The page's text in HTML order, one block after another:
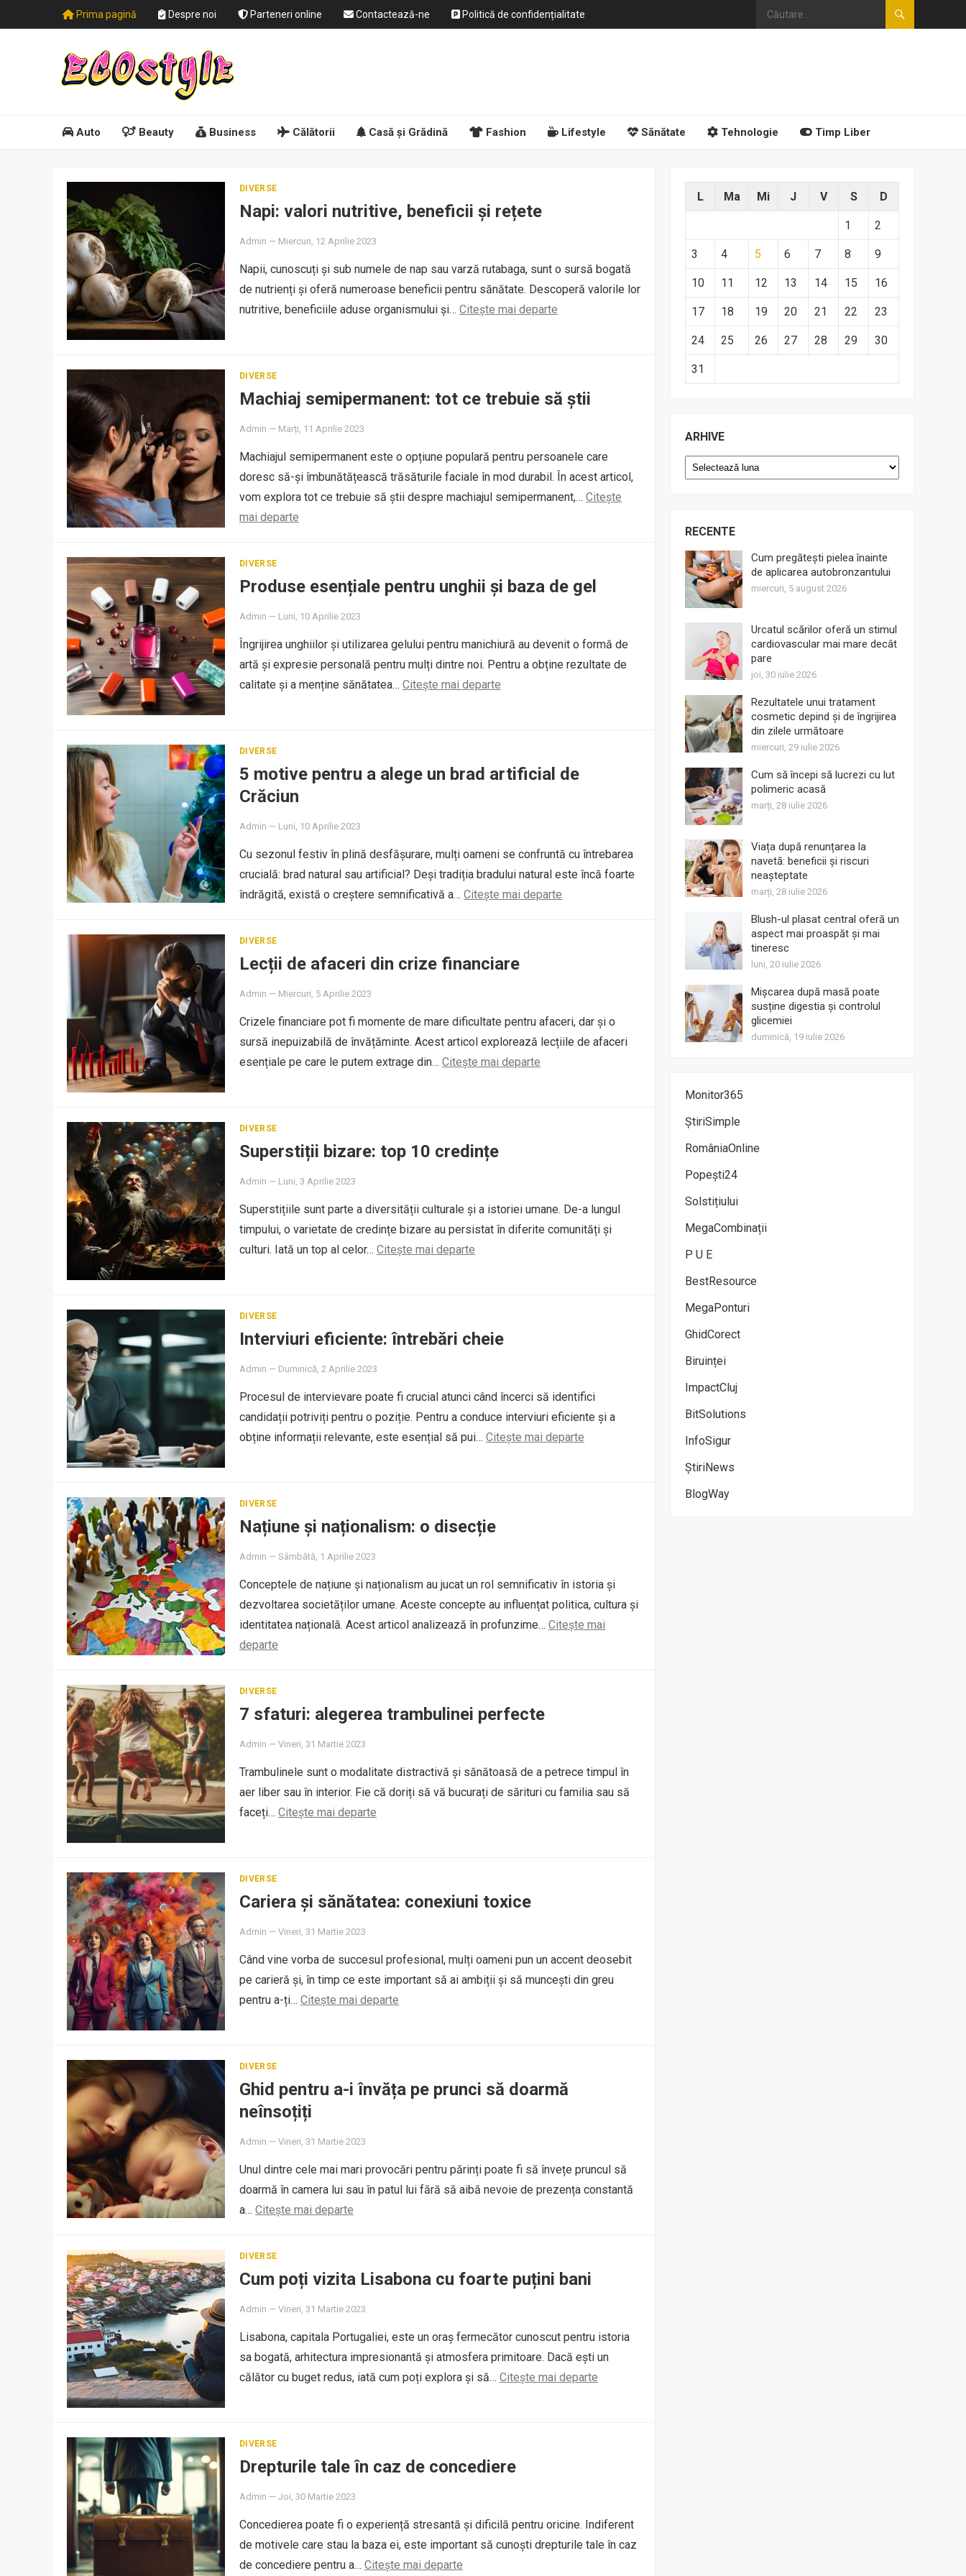
Prima pagină Despre noi Parteneri online Contactează-ne Politică de confidențialitate
Auto Beauty Business Călătorii Casă și Grădină Fashion Lifestyle Sănătate Tehnologie Timp Liber
DIVERSE
Napi: valori nutritive, beneficii și rețete
Admin — Miercuri, 12 Aprilie 2023
Napii, cunoscuți și sub numele de nap sau varză rutabaga, sunt o sursă bogată
de nutrienți și oferă numeroase beneficii pentru sănătate. Descoperă valorile lor
nutritive, beneficiile aduse organismului și… Citește mai departe
DIVERSE
Machiaj semipermanent: tot ce trebuie să știi
Admin — Marți, 11 Aprilie 2023
Machiajul semipermanent este o opțiune populară pentru persoanele care
doresc să-și îmbunătățească trăsăturile faciale în mod durabil. În acest articol,
vom explora tot ce trebuie să știi despre machiajul semipermanent,… Citește
mai departe
DIVERSE
Produse esențiale pentru unghii și baza de gel
Admin — Luni, 10 Aprilie 2023
Îngrijirea unghiilor și utilizarea gelului pentru manichiură au devenit o formă de
artă și expresie personală pentru mulți dintre noi. Pentru a obține rezultate de
calitate și a menține sănătatea… Citește mai departe
DIVERSE
5 motive pentru a alege un brad artificial de
Crăciun
Admin — Luni, 10 Aprilie 2023
Cu sezonul festiv în plină desfășurare, mulți oameni se confruntă cu întrebarea
crucială: brad natural sau artificial? Deși tradiția bradului natural este încă foarte
îndrăgită, există o creștere semnificativă a… Citește mai departe
DIVERSE
Lecții de afaceri din crize financiare
Admin — Miercuri, 5 Aprilie 2023
Crizele financiare pot fi momente de mare dificultate pentru afaceri, dar și o
sursă inepuizabilă de învățăminte. Acest articol explorează lecțiile de afaceri
esențiale pe care le putem extrage din… Citește mai departe
DIVERSE
Superstiții bizare: top 10 credințe
Admin — Luni, 3 Aprilie 2023
Superstițiile sunt parte a diversității culturale și a istoriei umane. De-a lungul
timpului, o varietate de credințe bizare au persistat în diferite comunități și
culturi. Iată un top al celor… Citește mai departe
DIVERSE
Interviuri eficiente: întrebări cheie
Admin — Duminică, 2 Aprilie 2023
Procesul de intervievare poate fi crucial atunci când încerci să identifici
candidații potriviți pentru o poziție. Pentru a conduce interviuri eficiente și a
obține informații relevante, este esențial să pui… Citește mai departe
DIVERSE
Națiune și naționalism: o disecție
Admin — Sâmbătă, 1 Aprilie 2023
Conceptele de națiune și naționalism au jucat un rol semnificativ în istoria și
dezvoltarea societăților umane. Aceste concepte au influențat politica, cultura și
identitatea națională. Acest articol analizează în profunzime… Citește mai
departe
DIVERSE
7 sfaturi: alegerea trambulinei perfecte
Admin — Vineri, 31 Martie 2023
Trambulinele sunt o modalitate distractivă și sănătoasă de a petrece timpul în
aer liber sau în interior. Fie că doriți să vă bucurați de sărituri cu familia sau să
faceți… Citește mai departe
DIVERSE
Cariera și sănătatea: conexiuni toxice
Admin — Vineri, 31 Martie 2023
Când vine vorba de succesul profesional, mulți oameni pun un accent deosebit
pe carieră și, în timp ce este important să ai ambiții și să muncești din greu
pentru a-ți… Citește mai departe
DIVERSE
Ghid pentru a-i învăța pe prunci să doarmă
neînsoțiți
Admin — Vineri, 31 Martie 2023
Unul dintre cele mai mari provocări pentru părinți poate fi să învețe pruncul să
doarmă în camera lui sau în patul lui fără să aibă nevoie de prezența constantă
a… Citește mai departe
DIVERSE
Cum poți vizita Lisabona cu foarte puțini bani
Admin — Vineri, 31 Martie 2023
Lisabona, capitala Portugaliei, este un oraș fermecător cunoscut pentru istoria
sa bogată, arhitectura impresionantă și atmosfera primitoare. Dacă ești un
călător cu buget redus, iată cum poți explora și să… Citește mai departe
DIVERSE
Drepturile tale în caz de concediere
Admin — Joi, 30 Martie 2023
Concedierea poate fi o experiență stresantă și dificilă pentru oricine. Indiferent
de motivele care stau la baza ei, este important să cunoști drepturile tale în caz
de concediere pentru a… Citește mai departe
L Ma Mi J V S D
1 2
3 4 5 6 7 8 9
10 11 12 13 14 15 16
17 18 19 20 21 22 23
24 25 26 27 28 29 30
31
ARHIVE
Arhive
RECENTE
Cum pregătești pielea înainte
de aplicarea autobronzantului
miercuri, 5 august 2026
Urcatul scărilor oferă un stimul
cardiovascular mai mare decât
pare
joi, 30 iulie 2026
Rezultatele unui tratament
cosmetic depind și de îngrijirea
din zilele următoare
miercuri, 29 iulie 2026
Cum să începi să lucrezi cu lut
polimeric acasă
marți, 28 iulie 2026
Viața după renunțarea la
navetă: beneficii și riscuri
neașteptate
marți, 28 iulie 2026
Blush-ul plasat central oferă un
aspect mai proaspăt și mai
tineresc
luni, 20 iulie 2026
Mișcarea după masă poate
susține digestia și controlul
glicemiei
duminică, 19 iulie 2026
Monitor365
ȘtiriSimple
RomâniaOnline
Popești24
Solstițiului
MegaCombinații
P U E
BestResource
MegaPonturi
GhidCorect
Biruinței
ImpactCluj
BitSolutions
InfoSigur
ȘtiriNews
BlogWay